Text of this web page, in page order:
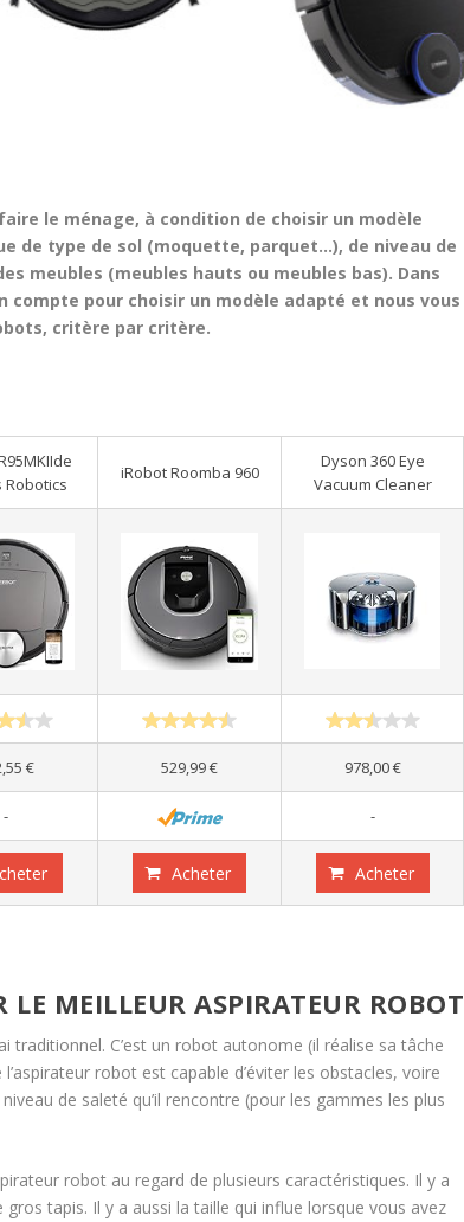
le ménage, à condition de choisir un modèle
de type de sol (moquette, parquet…), de niveau de
meubles (meubles hauts ou meubles bas). Dans
pour choisir un modèle adapté et nous vous
critère par critère.
Robotics
iRobot Roomba 960
Dyson 360 Eye
Vacuum Cleaner
€ 529,99 € 978,00 €
- -
Acheter Acheter
LE MEILLEUR ASPIRATEUR ROBOT
traditionnel. C’est un robot autonome (il réalise sa tâche
robot est capable d’éviter les obstacles, voire
de saleté qu’il rencontre (pour les gammes les plus
robot au regard de plusieurs caractéristiques. Il y a
tapis. Il y a aussi la taille qui influe lorsque vous avez